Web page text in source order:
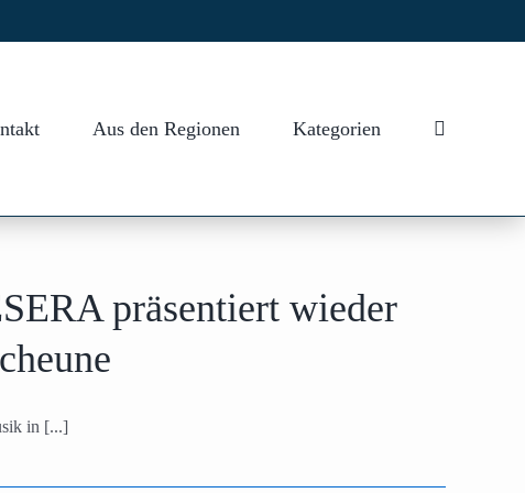
Aus den Regionen Kategorien
präsentiert wieder
in [...]